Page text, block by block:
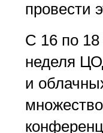
провести
С 16 по 18
неделя
и